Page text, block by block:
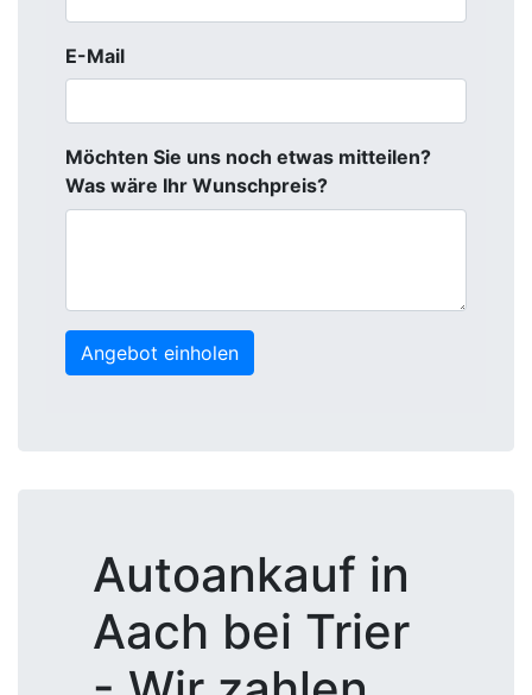
Angebot einholen
Aach bei Trier
- Wir zahlen
schnell und
unkompliziert
verkaufen